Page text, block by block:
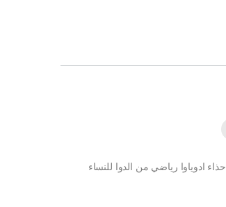
ادوياوا رياضي من الدوا للنساء